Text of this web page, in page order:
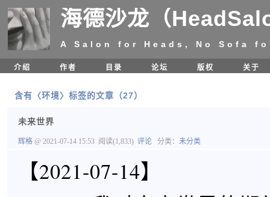
海德沙龙（
A Salon for Heads, No Sofa
介绍 作者 目录 论坛 版权 关于
含有〈环境〉标签的文章（27）
未来世界
辉格 @ 2021-07-14 15:53 阅读(1,833) 评论 分类： 未分类
【2021-07-14】